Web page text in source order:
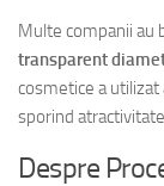
Multe companii au
transparent
cosmetice a utilizat
sporind
Despre